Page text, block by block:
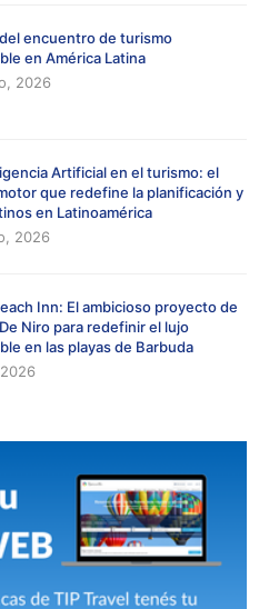
encuentro de turismo
en América Latina
2026
Artificial en el turismo: el
que redefine la planificación y
en Latinoamérica
2026
Inn: El ambicioso proyecto de
Niro para redefinir el lujo
en las playas de Barbuda